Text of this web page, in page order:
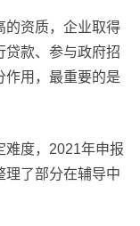
的资质，企业取得
贷款、参与政府招
作用，最重要的是
难度，2021年申报
理了部分在辅导中